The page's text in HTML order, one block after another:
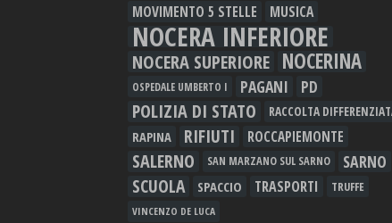
MOVIMENTO 5 STELLE MUSICA
NOCERA INFERIORE
NOCERA SUPERIORE NOCERINA
OSPEDALE UMBERTO I PAGANI PD
POLIZIA DI STATO RACCOLTA
RAPINA RIFIUTI ROCCAPIEMONTE
SALERNO SAN MARZANO SUL SARNO SARNO
SCUOLA SPACCIO TRASPORTI TRUFFE
VINCENZO DE LUCA